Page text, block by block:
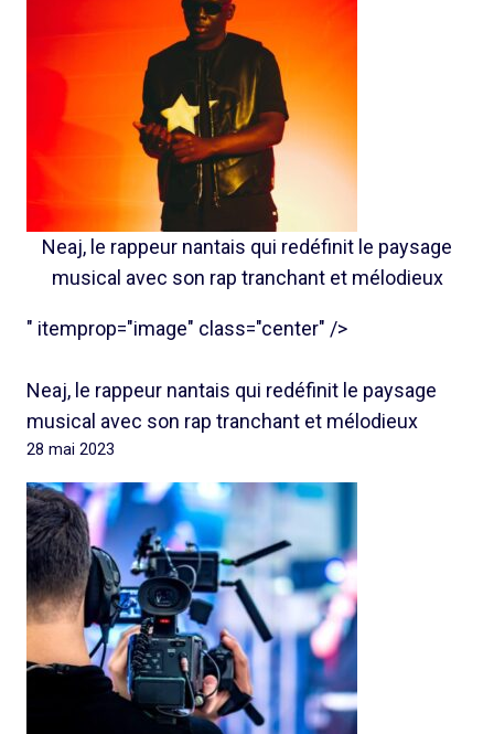
Neaj, le rappeur nantais qui redéfinit le paysage
musical avec son rap tranchant et mélodieux
" itemprop="image" class="center" />
Neaj, le rappeur nantais qui redéfinit le paysage
musical avec son rap tranchant et mélodieux
28 mai 2023